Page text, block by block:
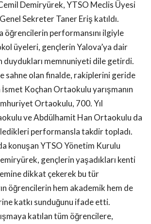
Demiryürek, YTSO Meclis Üyesi
Sekreter Taner Eriş katıldı.
öğrencilerin performansını ilgiyle
üyeleri, gençlerin Yalova’ya dair
duydukları memnuniyeti dile getirdi.
sahne olan finalde, rakiplerini geride
İsmet Koçhan Ortaokulu yarışmanın
Ortaokulu, 700. Yıl
ve Abdülhamit Han Ortaokulu da
performansla takdir topladı.
konuşan YTSO Yönetim Kurulu
gençlerin yaşadıkları kenti
dikkat çekerek bu tür
öğrencilerin hem akademik hem de
katkı sunduğunu ifade etti.
katılan tüm öğrencilere,